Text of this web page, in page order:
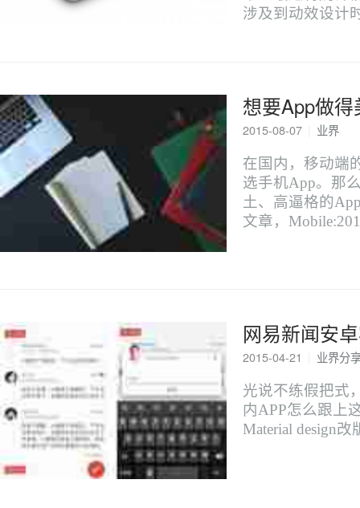
涉及到动效设计
想要App做
2015-08-07
业界
在国内，移动端
选手机App。那
土、高逼格的
文章，
网易新闻安
2015-04-21
业界分
光说不练假把式
内APP怎么跟上
Material design